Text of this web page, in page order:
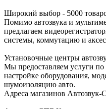
Широкий выбор - 5000
Помимо автозвука и
предлагаем
системы, коммутацию и
Установочные центры
Мы предоставляем услуги по
настройке оборудования,
шумоизоляцию авто.
Адреса магазинов Автозвук-